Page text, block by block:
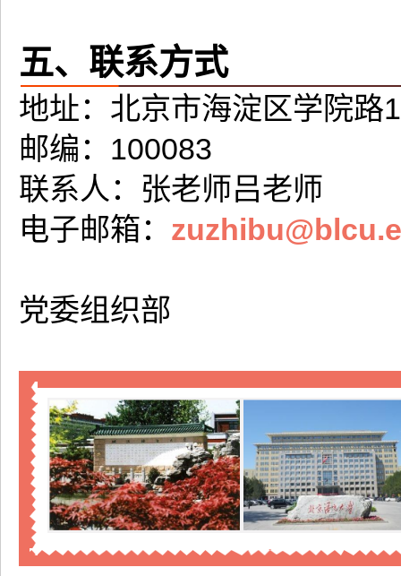
五、联系方式
地址：北京市海淀区学院路
邮编：100083
联系人：张老师吕老师
电子邮箱：
党委组织部